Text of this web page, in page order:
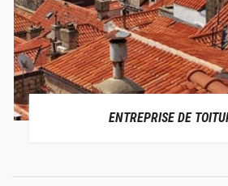
ENTREPRISE DE